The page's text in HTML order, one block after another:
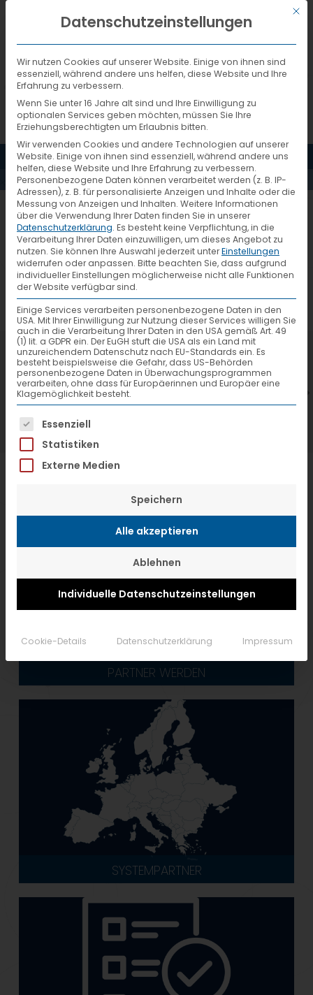
DEUTSCH
MENÜ
AKTUELLES
1317_6_CK-Stellvertretung
7. Juli 2026
VTL hat neuen Aufsichtsrat gewählt
PARTNER WERDEN
SYSTEMPARTNER
Mit
Datenschutzeinstellungen
Wir nutzen Cookies auf unserer Website. Einige von ihnen sind
essenziell, während andere uns helfen, diese Website und Ihre
Erfahrung zu verbessern.
Wenn Sie unter 16 Jahre alt sind und Ihre Einwilligung zu
optionalen Services geben möchten, müssen Sie Ihre
Erziehungsberechtigten um Erlaubnis bitten.
Wir verwenden Cookies und andere Technologien auf unserer
Website. Einige von ihnen sind essenziell, während andere uns
helfen, diese Website und Ihre Erfahrung zu verbessern.
Personenbezogene Daten können verarbeitet werden (z. B. IP-
Adressen), z. B. für personalisierte Anzeigen und Inhalte oder die
Messung von Anzeigen und Inhalten. Weitere Informationen
über die Verwendung Ihrer Daten finden Sie in unserer
Datenschutzerklärung. Es besteht keine Verpflichtung, in die
Verarbeitung Ihrer Daten einzuwilligen, um dieses Angebot zu
nutzen. Sie können Ihre Auswahl jederzeit unterEinstellungen
widerrufen oder anpassen. Bitte beachten Sie, dass aufgrund
individueller Einstellungen möglicherweise nicht alle Funktionen
der Website verfügbar sind.
Einige Services verarbeiten personenbezogene Daten in den
USA. Mit Ihrer Einwilligung zur Nutzung dieser Services willigen Sie
auch in die Verarbeitung Ihrer Daten in den USA gemäß Art. 49
(1) lit. a GDPR ein. Der EuGH stuft die USA als ein Land mit
unzureichendem Datenschutz nach EU-Standards ein. Es
besteht beispielsweise die Gefahr, dass US-Behörden
personenbezogene Daten in Überwachungsprogrammen
verarbeiten, ohne dass für Europäerinnen und Europäer eine
Klagemöglichkeit besteht.
Es folgt eine Liste der Service-Gruppen,
Essenziell
Statistiken
Externe Medien
Speichern
Alle akzeptieren
Ablehnen
Individuelle Datenschutzeinstellungen
Cookie-Details Datenschutzerklärung Impressum